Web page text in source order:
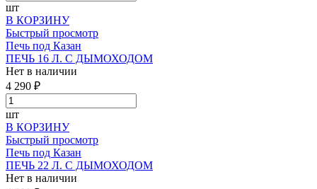
шт
В КОРЗИНУ
Быстрый просмотр
Печь под Казан
ПЕЧЬ 16 Л. С ДЫМОХОДОМ
Нет в наличии
4 290 ₽
шт
В КОРЗИНУ
Быстрый просмотр
Печь под Казан
ПЕЧЬ 22 Л. С ДЫМОХОДОМ
Нет в наличии